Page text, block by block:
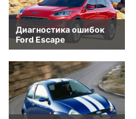
Диагностика ошибок
Ford Escape